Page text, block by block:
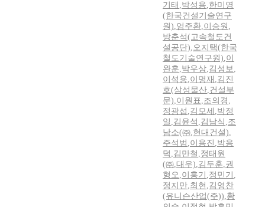
기태 ,박성용,한미영
(한국건설기술연구
원),엄주환,이승원 ,
방춘석(고속철도건
설공단),오지택(한국
철도기술연구원),이
완훈,박우상,김성보,
이석용,이명재 ,김진
호(삼성물산,건설부
문),이원표,조의경 ,
정광섭 ,김모세 ,박정
일 ,김윤석 ,김남식 ,조
남소(㈜,현대건설),
주석범 ,이용진 ,박용
덕 ,김만철 ,정태원
(㈜,대우),김두훈,권
형오,이홍기 ,정민기 ,
정지만,최현 ,김영찬
(유니슨산업(주)),황